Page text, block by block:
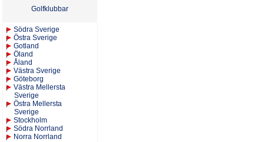
Golfklubbar
Södra Sverige
Östra Sverige
Gotland
Öland
Åland
Västra Sverige
Göteborg
Västra Mellersta
Sverige
Östra Mellersta
Sverige
Stockholm
Södra Norrland
Norra Norrland